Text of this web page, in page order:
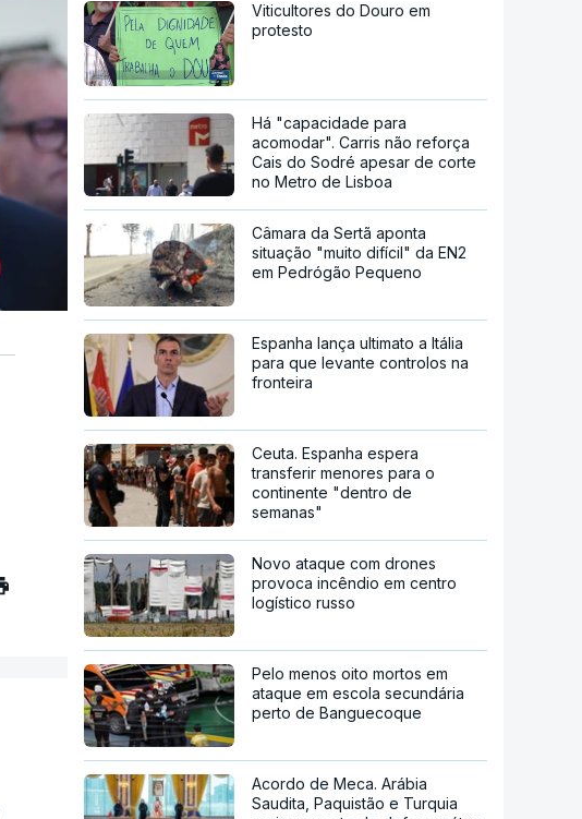
Viticultores do Douro em
protesto
Há "capacidade para
acomodar". Carris não reforça
Cais do Sodré apesar de corte
no Metro de Lisboa
Câmara da Sertã aponta
situação "muito difícil" da EN2
em Pedrógão Pequeno
Espanha lança ultimato a Itália
para que levante controlos na
fronteira
Ceuta. Espanha espera
transferir menores para o
continente "dentro de
semanas"
Novo ataque com drones
provoca incêndio em centro
logístico russo
Pelo menos oito mortos em
ataque em escola secundária
perto de Banguecoque
Acordo de Meca. Arábia
Saudita, Paquistão e Turquia